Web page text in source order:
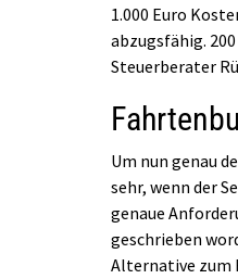
1.000 Euro
abzugsfähig.
Steuerberater
Um nun genau
sehr, wenn der
genaue
geschrieben
Alternative zum